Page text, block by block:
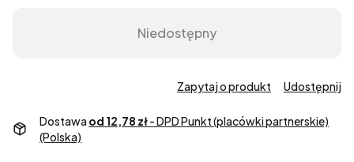
Niedostępny
Zapytaj o produkt Udostępnij
Dostawa od 12,78 zł- DPD Punkt (placówki partnerskie)
(Polska)